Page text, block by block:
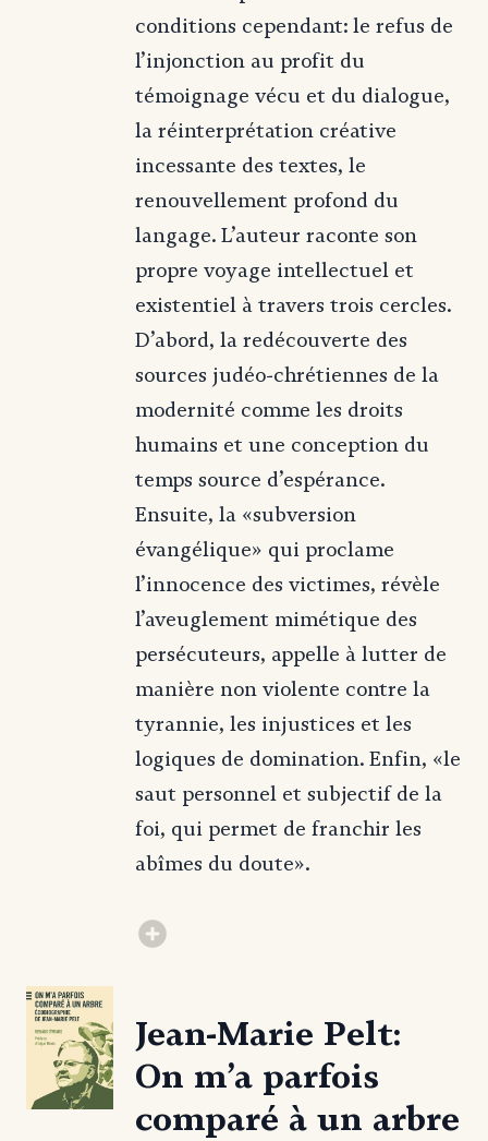
conditions cependant: le refus de
l’injonction au profit du
témoignage vécu et du dialogue,
la réinterprétation créative
incessante des textes, le
renouvellement profond du
langage. L’auteur raconte son
propre voyage intellectuel et
existentiel à travers trois cercles.
D’abord, la redécouverte des
sources judéo-chrétiennes de la
modernité comme les droits
humains et une conception du
temps source d’espérance.
Ensuite, la «subversion
évangélique» qui proclame
l’innocence des victimes, révèle
l’aveuglement mimétique des
persécuteurs, appelle à lutter de
manière non violente contre la
tyrannie, les injustices et les
logiques de domination. Enfin, «le
saut personnel et subjectif de la
foi, qui permet de franchir les
abîmes du doute».
Jean-Marie Pelt:
On m’a parfois
comparé à un arbre